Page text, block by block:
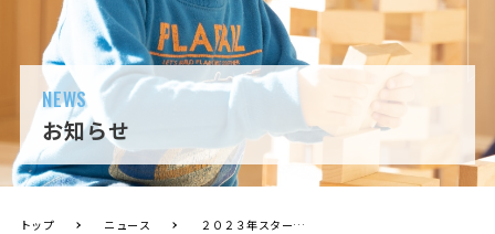
NEWS
お知らせ
トップ ニュース ２０２３年スタート～七草～